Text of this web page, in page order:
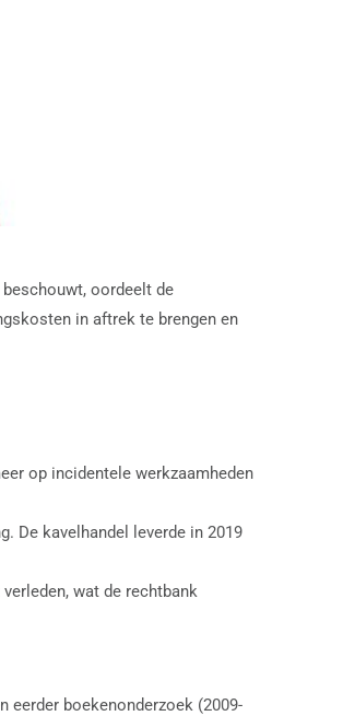
oordeelt de
in aftrek te brengen en
op incidentele werkzaamheden
De kavelhandel leverde in 2019
wat de rechtbank
eerder boekenonderzoek (2009-